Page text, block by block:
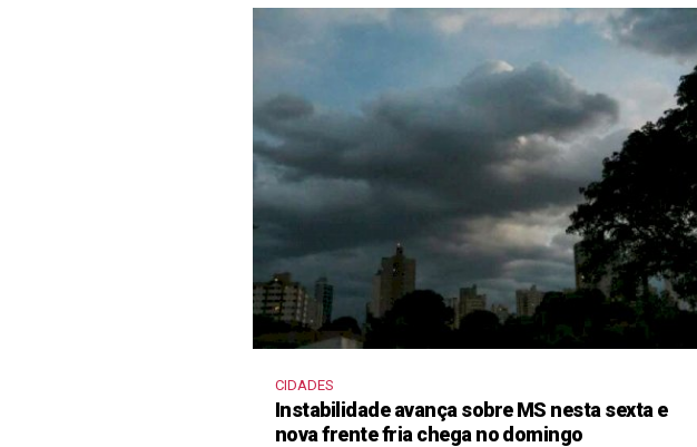
CIDADES
Instabilidade avança sobre MS nesta sexta e
nova frente fria chega no domingo